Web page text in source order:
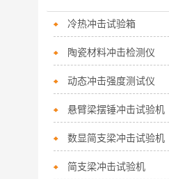
冷热冲击试验箱
陶瓷材料冲击检测仪
动态冲击强度测试仪
悬臂梁摆锤冲击试验机
数显简支梁冲击试验机
简支梁冲击试验机